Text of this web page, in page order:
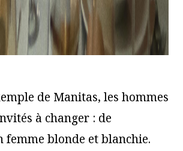
de Manitas, les hommes
à changer : de
femme blonde et blanchie.